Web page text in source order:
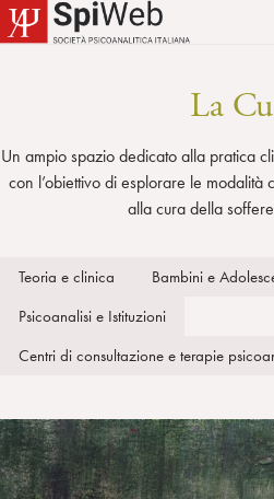
La
Un ampio spazio dedicato alla pratica
con l’obiettivo di esplorare le modalità
alla cura della
Teoria e clinica
Bambini e
Psicoanalisi e Istituzioni
Centri di consultazione e terapie